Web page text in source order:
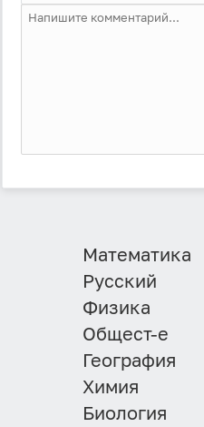
Математика
Русский
Физика
Общест-е
География
Химия
Биология